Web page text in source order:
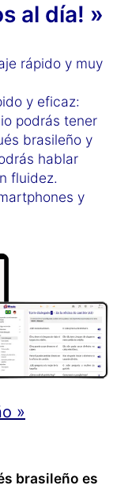
al día! »
rápido y muy
y eficaz:
podrás tener
brasileño y
hablar
fluidez.
y
»
brasileño es